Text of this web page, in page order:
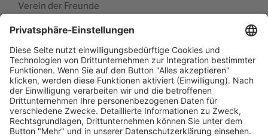
Verein der Freunde
Impressum
Barrierefreiheitserklärung
Datenschutzerklärung
Newsletter abonieren